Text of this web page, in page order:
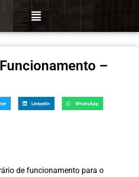
–
LinkedIn WhatsApp
de funcionamento para o